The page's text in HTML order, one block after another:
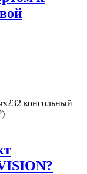
консольный